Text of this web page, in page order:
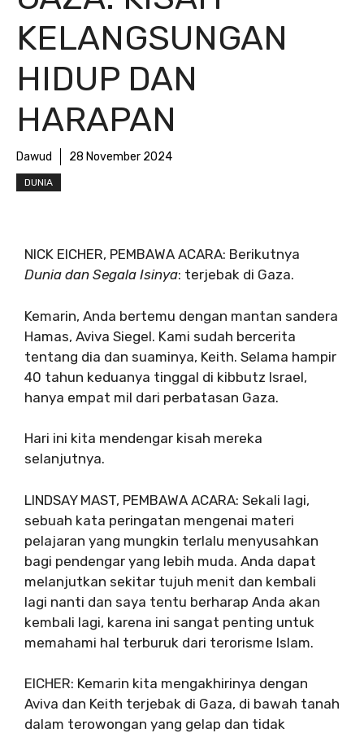
KELANGSUNGAN
HIDUP DAN
HARAPAN
Dawud 28 November 2024
DUNIA
NICK EICHER, PEMBAWA ACARA: Berikutnya
Dunia dan Segala Isinya: terjebak di Gaza.
Kemarin, Anda bertemu dengan mantan sandera
Hamas, Aviva Siegel. Kami sudah bercerita
tentang dia dan suaminya, Keith. Selama hampir
40 tahun keduanya tinggal di kibbutz Israel,
hanya empat mil dari perbatasan Gaza.
Hari ini kita mendengar kisah mereka
selanjutnya.
LINDSAY MAST, PEMBAWA ACARA: Sekali lagi,
sebuah kata peringatan mengenai materi
pelajaran yang mungkin terlalu menyusahkan
bagi pendengar yang lebih muda. Anda dapat
melanjutkan sekitar tujuh menit dan kembali
lagi nanti dan saya tentu berharap Anda akan
kembali lagi, karena ini sangat penting untuk
memahami hal terburuk dari terorisme Islam.
EICHER: Kemarin kita mengakhirinya dengan
Aviva dan Keith terjebak di Gaza, di bawah tanah
dalam terowongan yang gelap dan tidak